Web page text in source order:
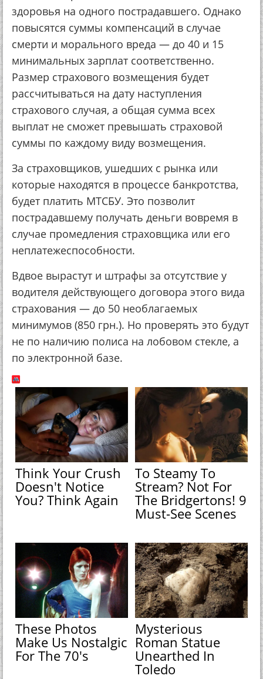
здоровья на одного пострадавшего. Однако
повысятся суммы компенсаций в случае
смерти и морального вреда — до 40 и 15
минимальных зарплат соответственно.
Размер страхового возмещения будет
рассчитываться на дату наступления
страхового случая, а общая сумма всех
выплат не сможет превышать страховой
суммы по каждому виду возмещения.
За страховщиков, ушедших с рынка или
которые находятся в процессе банкротства,
будет платить МТСБУ. Это позволит
пострадавшему получать деньги вовремя в
случае промедления страховщика или его
неплатежеспособности.
Вдвое вырастут и штрафы за отсутствие у
водителя действующего договора этого вида
страхования — до 50 необлагаемых
минимумов (850 грн.). Но проверять это будут
не по наличию полиса на лобовом стекле, а
по электронной базе.
Think Your Crush
Doesn't Notice
You? Think Again
To Steamy To
Stream? Not For
The Bridgertons! 9
Must-See Scenes
These Photos
Make Us Nostalgic
For The 70's
Mysterious
Roman Statue
Unearthed In
Toledo